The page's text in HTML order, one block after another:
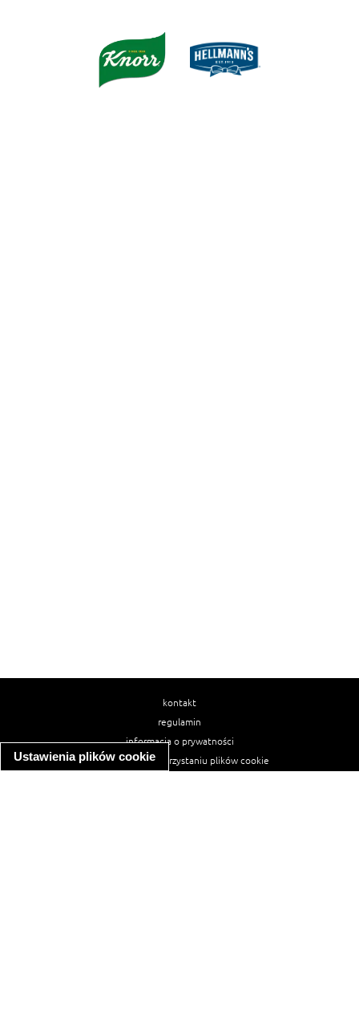
Ustawienia plików cookie
kontakt
regulamin
informacja o prywatności
informacja o wykorzystaniu plików cookie